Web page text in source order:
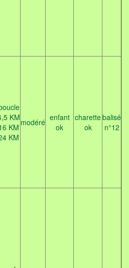
KM
KM
KM
modéré enfant
ok
charette
ok
balisé
n°12